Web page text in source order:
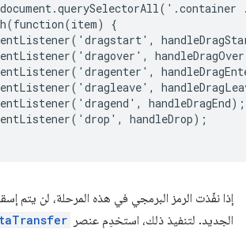
{
handleDragEnd);
handleDrop);
إذا نفّذت الرمز البرمجي في هذه المرحلة، لن يتم
الجديد. لتنفيذ ذلك، استخدِم عنصر